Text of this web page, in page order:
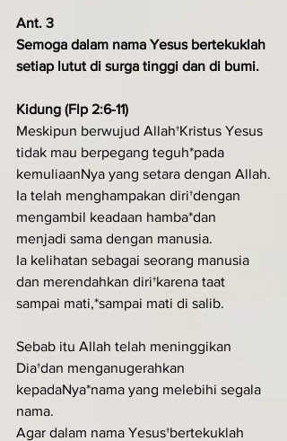
Ant. 3
Semoga dalam nama Yesus bertekuklah
setiap lutut di surga tinggi dan di bumi.
Kidung (Flp 2:6-11)
Meskipun berwujud Allah†Kristus Yesus
tidak mau berpegang teguh*pada
kemuliaanNya yang setara dengan Allah.
Ia telah menghampakan diri†dengan
mengambil keadaan hamba*dan
menjadi sama dengan manusia.
Ia kelihatan sebagai seorang manusia
dan merendahkan diri†karena taat
sampai mati,*sampai mati di salib.
Sebab itu Allah telah meninggikan
Dia†dan menganugerahkan
kepadaNya*nama yang melebihi segala
nama.
Agar dalam nama Yesus†bertekuklah